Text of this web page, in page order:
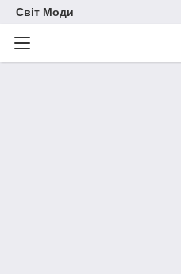
Світ Моди